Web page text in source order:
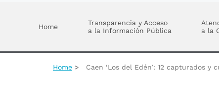
Home
Transparencia y Acceso
a la Información Pública
a la
Home Caen ‘Los del Edén’: 12 capturados